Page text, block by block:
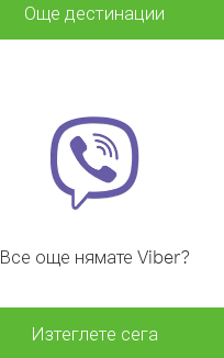
Още дестинации
Все още нямате Viber?
Изтеглете сега